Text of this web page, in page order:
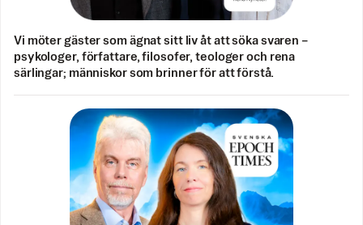
Vi möter gäster som ägnat sitt liv åt att söka svaren –
psykologer, författare, filosofer, teologer och rena
särlingar; människor som brinner för att förstå.